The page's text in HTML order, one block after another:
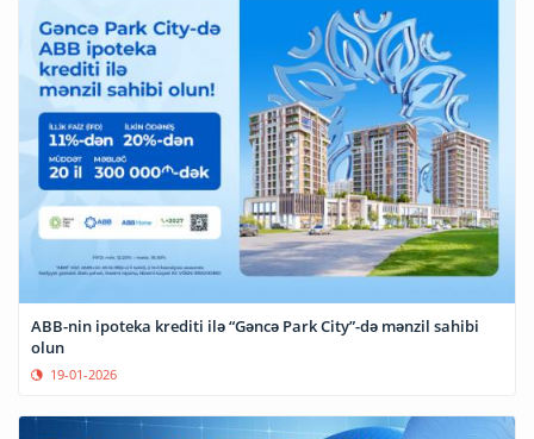
ABB-nin ipoteka krediti ilə “Gəncə Park City”-də mənzil sahibi
olun
19-01-2026